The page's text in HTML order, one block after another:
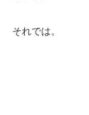
それでは。